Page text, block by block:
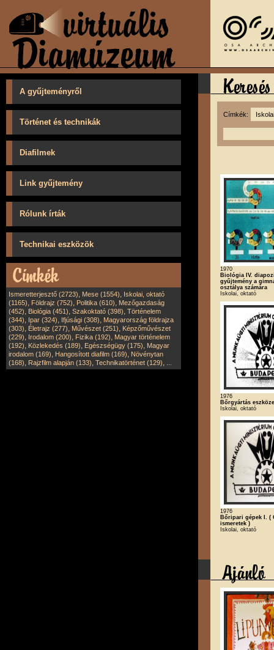
A gyűjteményről
Történet és technikák
Diafilmek
Link gyűjtemény
Rólunk írták
Technikai eszközök
Ismeretterjesztő (2723), Mese (1554), Iskolai, oktató
(1165), Földrajz (752), Politika (610), Mezőgazdaság
(452), Biológia (451), Szakoktató (398), Történelem
(344), Ipar (324), Ifjúsági (308), Magyarország földrajza
(303), Életrajz (277), Művészet (251), Képzőművészet
(229), Irodalom (200), Fizika (192), Magyar történelem
(192), Közlekedés (189), Egészségügy (175), Magyar
irodalom (169), Hangosított diafilm (169), Növénytan
(168), Rajzfilm alapján (133), Technikatörténet (129),
Címkék:
1970
Biológia IV.
gyűjtemény a
osztálya számára
Iskolai, oktató
1976
Bőrgyártás
Iskolai, oktató
1976
Bőripari gépek I. (
ismeretek )
Iskolai, oktató